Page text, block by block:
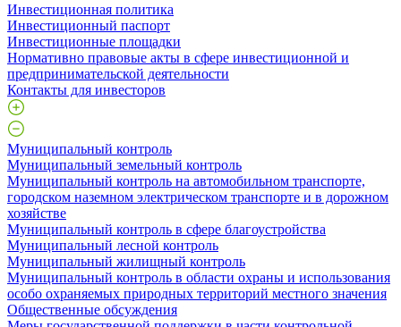
Инвестиционная политика
Инвестиционный паспорт
Инвестиционные площадки
Нормативно правовые акты в сфере инвестиционной и
предпринимательской деятельности
Контакты для инвесторов
Муниципальный контроль
Муниципальный земельный контроль
Муниципальный контроль на автомобильном транспорте,
городском наземном электрическом транспорте и в дорожном
хозяйстве
Муниципальный контроль в сфере благоустройства
Муниципальный лесной контроль
Муниципальный жилищный контроль
Муниципальный контроль в области охраны и использования
особо охраняемых природных территорий местного значения
Общественные обсуждения